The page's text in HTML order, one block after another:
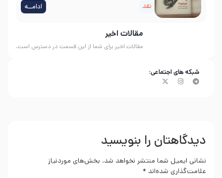
مقالات اخیر
مقالات اخیر برای شما از این قسمت در دسترس است.
نقد
ادامــه
شبکه های اجتماعی:
دیدگاهتان را بنویسید
نشانی ایمیل شما منتشر نخواهد شد. بخش‌های موردنیاز
علامت‌گذاری شده‌اند *